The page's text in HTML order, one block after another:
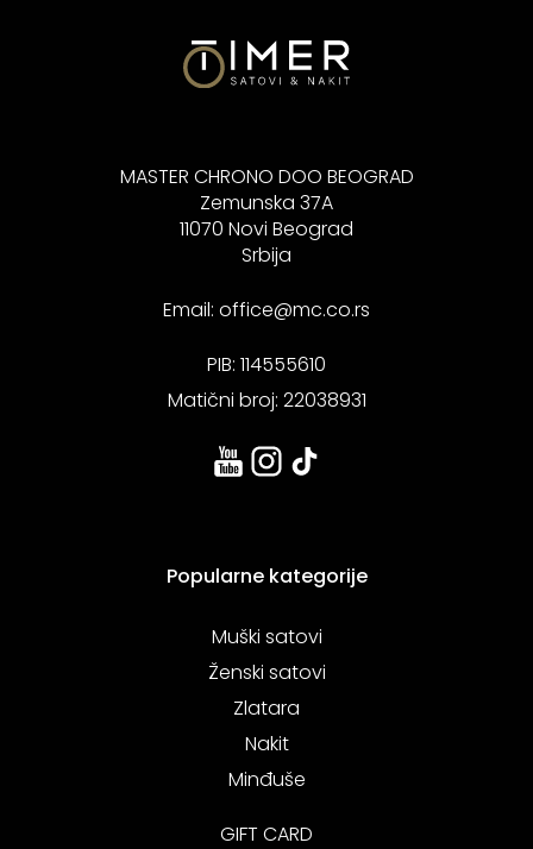
MASTER CHRONO DOO BEOGRAD
Zemunska 37A
11070 Novi Beograd
Srbija
Email: office@mc.co.rs
PIB: 114555610
Matični broj: 22038931
Popularne kategorije
Muški satovi
Ženski satovi
Zlatara
Nakit
Minđuše
GIFT CARD